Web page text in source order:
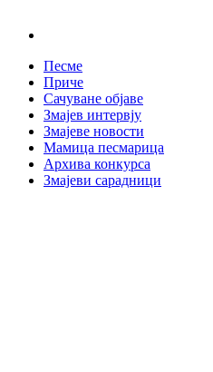
Песме
Приче
Сачуване објаве
Змајев интервју
Змајеве новости
Мамица песмарица
Архива конкурса
Змајеви сарадници